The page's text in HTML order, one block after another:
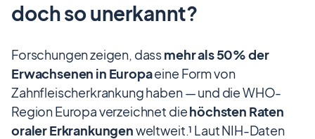
doch so unerkannt?
Forschungen zeigen, dassmehr als 50% der
Erwachsenen in Europaeine Form von
Zahnfleischerkrankung haben — und die WHO-
Region Europa verzeichnet diehöchsten Raten
oraler Erkrankungenweltweit.¹ Laut NIH-Daten